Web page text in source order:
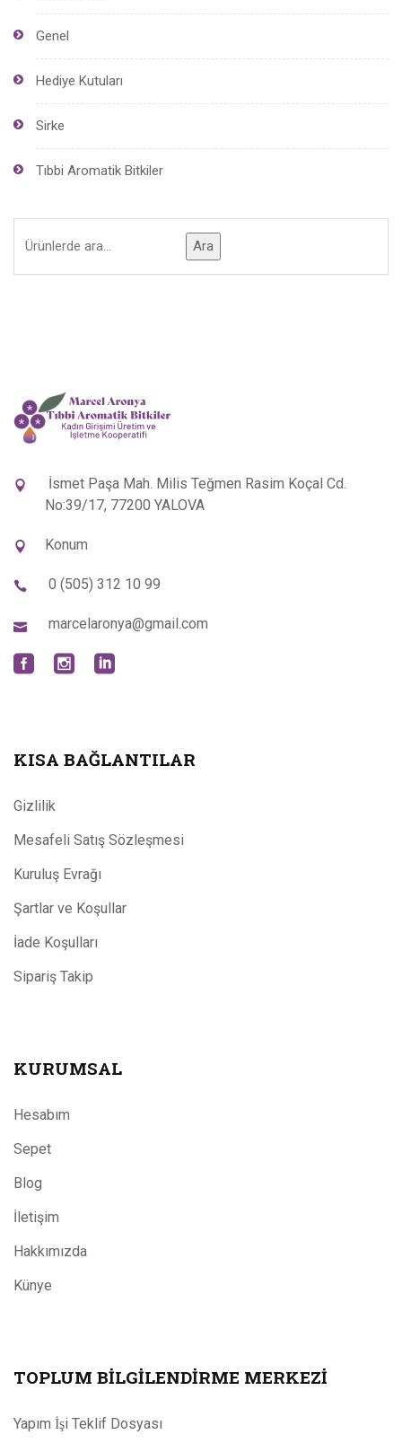
Genel
Hediye Kutuları
Sirke
Tıbbi Aromatik Bitkiler
Ara
İsmet Paşa Mah. Milis Teğmen Rasim Koçal Cd.
No:39/17, 77200 YALOVA
Konum
0 (505) 312 10 99
marcelaronya@gmail.com
KISA BAĞLANTILAR
Gizlilik
Mesafeli Satış Sözleşmesi
Kuruluş Evrağı
Şartlar ve Koşullar
İade Koşulları
Sipariş Takip
KURUMSAL
Hesabım
Sepet
Blog
İletişim
Hakkımızda
Künye
TOPLUM BILGILENDIRME MERKEZI
Yapım İşi Teklif Dosyası